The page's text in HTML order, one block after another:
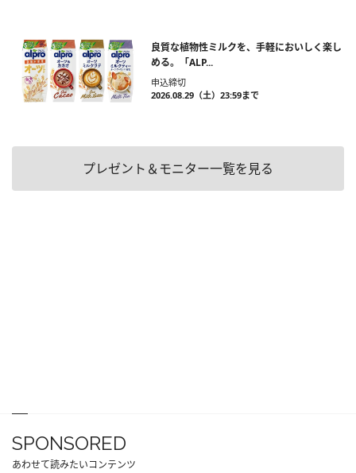
良質な植物性ミルクを、手軽においしく楽し
める。「ALP...
申込締切
2026.08.29（土）23:59まで
プレゼント＆モニター一覧を見る
SPONSORED
あわせて読みたいコンテンツ